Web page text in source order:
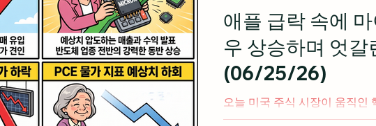
헤지펀드 시추에이셔널 어웨
지션 강세 청산이 시장의 불확
하며 위험 자산 투심
애플 급락 속에
우 상승하며 엇갈
(06/25/26)
오늘 미국 주식 시장이 움직인
음(미 동부 시간 오후 2시 기준) 5월 PCE 물가지수가 시